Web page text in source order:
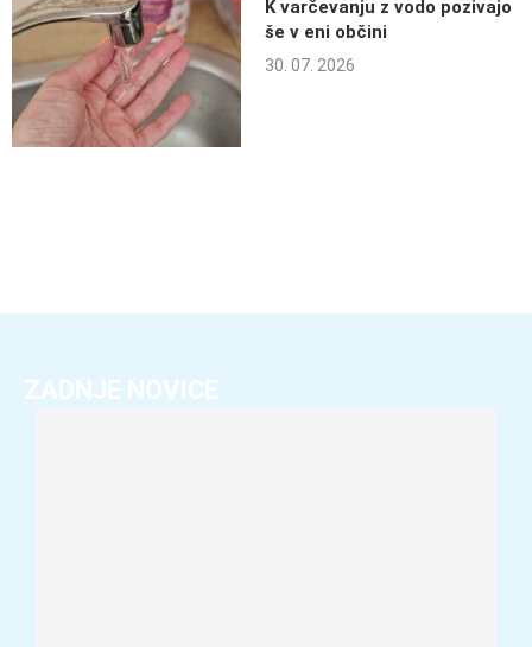
K varčevanju z vodo pozivajo
še v eni občini
30. 07. 2026
ZADNJE NOVICE